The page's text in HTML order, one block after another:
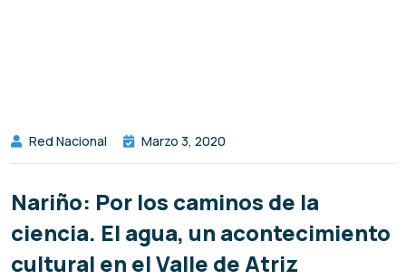
Red Nacional Marzo 3, 2020
Nariño: Por los caminos de la
ciencia. El agua, un acontecimiento
cultural en el Valle de Atriz